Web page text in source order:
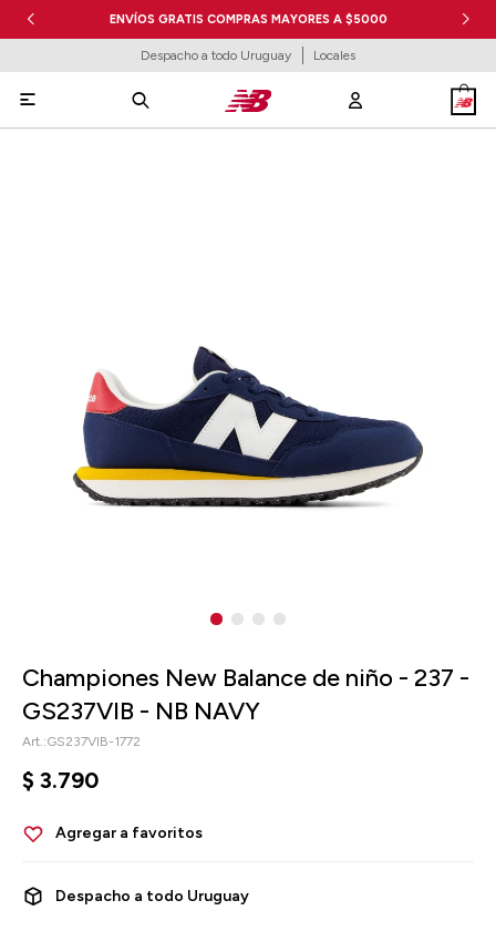
ENVÍOS GRATIS COMPRAS MAYORES A $5000
Despacho a todo Uruguay Locales

Championes New Balance de niño - 237 -
GS237VIB - NB NAVY
GS237VIB-1772
$ 3.790
Despacho a todo Uruguay